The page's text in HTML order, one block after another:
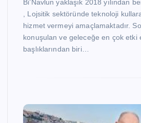
Bi’Navlun yaklaşık 2018 yılından
, Lojsitik sektöründe teknoloji
hizmet vermeyi amaçlamaktadır.
konuşulan ve geleceğe en çok etki
başlıklarından biri…